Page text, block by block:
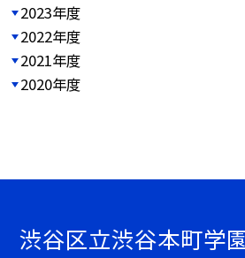
2023年度
2022年度
2021年度
2020年度
渋谷区立渋谷本町学